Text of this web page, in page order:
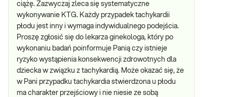
ciążę. Zazwyczaj zleca się systematyczne
wykonywanie KTG. Każdy przypadek tachykardii
płodu jest inny i wymaga indywidualnego podejścia.
Proszę zgłosić się do lekarza ginekologa, który po
wykonaniu badań poinformuje Panią czy istnieje
ryzyko wystąpienia konsekwencji zdrowotnych dla
dziecka w związku z tachykardią. Może okazać się, że
w Pani przypadku tachykardia stwierdzona u płodu
ma charakter przejściowy i nie niesie ze sobą